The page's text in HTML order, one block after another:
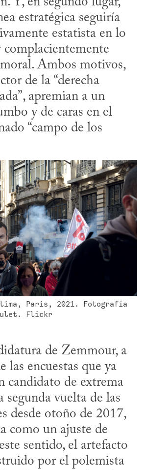
estratégica seguiría
estatista en lo
complacientemente
Ambos motivos,
de la “derecha
apremian a un
y de caras en el
“campo de los
París, 2021. Fotografía
Flickr
las encuestas que ya
candidato de extrema
segunda vuelta de las
desde otoño de 2017,
como un ajuste de
sentido, el artefacto
por el polemista